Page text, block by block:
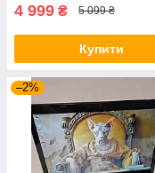
4 999 ₴ 5 099 ₴
Купити
–2%